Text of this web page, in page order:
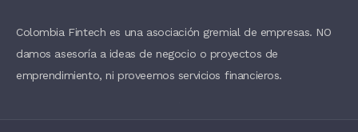
A
K
Colombia Fintech es una asociación gremial de empresas. NO
damos asesoría a ideas de negocio o proyectos de
emprendimiento, ni proveemos servicios financieros.